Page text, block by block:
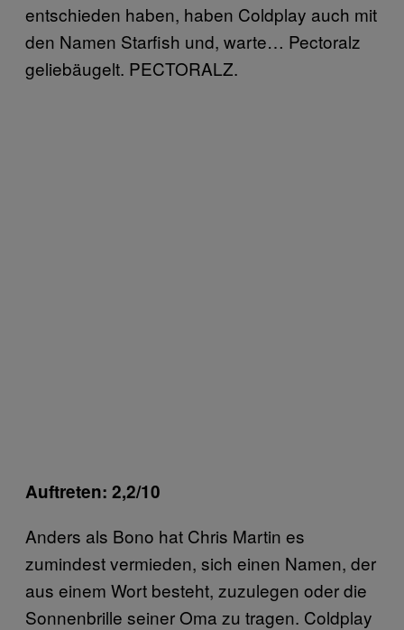
entschieden haben, haben Coldplay auch mit
den Namen Starfish und, warte… Pectoralz
geliebäugelt. PECTORALZ.
Auftreten: 2,2/10
Anders als Bono hat Chris Martin es
zumindest vermieden, sich einen Namen, der
aus einem Wort besteht, zuzulegen oder die
Sonnenbrille seiner Oma zu tragen. Coldplay